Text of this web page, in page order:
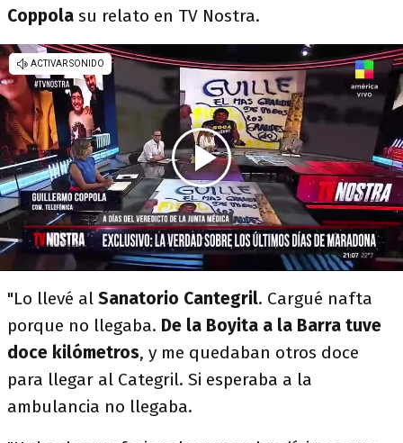
Coppola su relato en TV Nostra.
"Lo llevé al Sanatorio Cantegril. Cargué nafta
porque no llegaba. De la Boyita a la Barra tuve
doce kilómetros, y me quedaban otros doce
para llegar al Categril. Si esperaba a la
ambulancia no llegaba.